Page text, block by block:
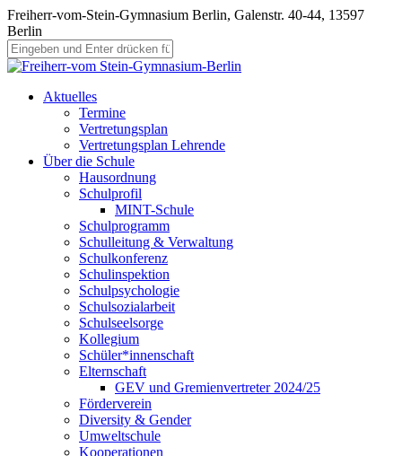
Freiherr-vom-Stein-Gymnasium Berlin, Galenstr. 40-44, 13597
Berlin
Aktuelles
Termine
Vertretungsplan
Vertretungsplan Lehrende
Über die Schule
Hausordnung
Schulprofil
MINT-Schule
Schulprogramm
Schulleitung & Verwaltung
Schulkonferenz
Schulinspektion
Schulpsychologie
Schulsozialarbeit
Schulseelsorge
Kollegium
Schüler*innenschaft
Elternschaft
GEV und Gremienvertreter 2024/25
Förderverein
Diversity & Gender
Umweltschule
Kooperationen